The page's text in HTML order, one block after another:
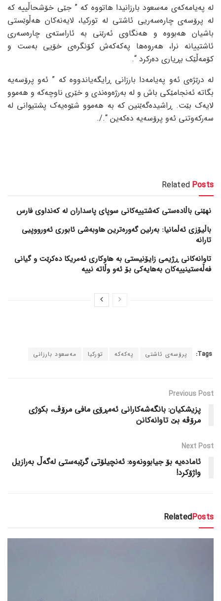
لە پەیامەکەی مەسعود بارزانیدا هاتووە کە ” جێی خۆشحاڵییە کە
لە پرۆسەی چارەسەریی ئاشتی لە تورکیا، لایەنەکان هەڵوێستی
باشیان هەبووە و هەنگاوی ئەرێنی بە ئاراستەی چارەسەری
ئاشتییانە نرا، هەروەها پەکەکەش کۆنگرەی خۆیی بەست و
کۆمەڵێک بڕیاری دەرکرد “.
لە درێژەی ئەو پەیامەدا بارزانی ڕایگەیاندووە کە ” ئەو پرۆسەیە
بگاتە ئەنجامێکی باش و لە بەرژەوەندی و خێری ناوچەکە و هەموو
لایەک بێت. ڕاشیدەگەێنین کە بە هەموو شێوەیەک پشتیوانی لە
سەرکەوتنی ئەو پرۆسەیە دەکەین “./.
Related Posts
نهێنی باڵادەستی کەشتییەکانی سوپای پاسداران لە کەنداوی فارس
باڵیۆزی ئەڵمانیا: بەرلین گەورەترین هاوبەشی ئابوری ئەورووپیی
تارانە
تاوانەکانی ڕژیمی زایۆنیستی بە هاوکاری ئەمریکا دەکرێت و گیانی
فەڵەستینییەکان بەهایەکی بۆ ئەو وڵاتە نییە
Tags: پرۆسەی ئاشتی پەکەکە تورکیا مەسعود بارزانی
Previous Post
پزیشکیان: بانگەشەکارانی ئەمڕۆی مافی مرۆڤ، بکوژی
مرۆڤە بێ تاوانەکانن
Next Post
ئامادەیە بۆ جیابوونەوە: ئەنچیلۆتی گرێبەستی لەگەڵ بەرازیل
واژۆکرد!
RelatedPosts